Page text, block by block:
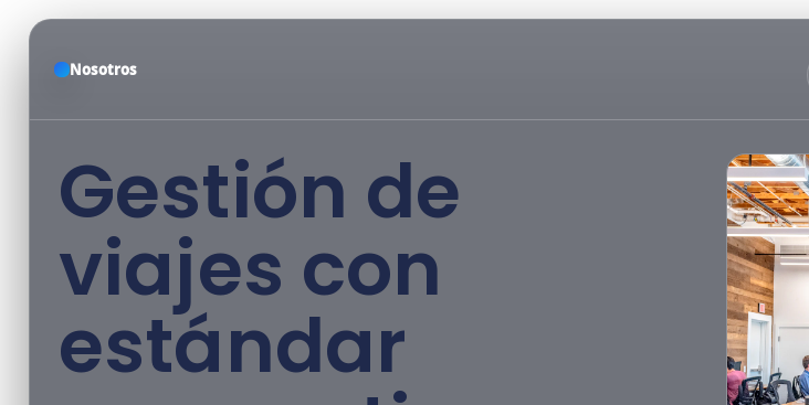
Nosotros
Gestión de
viajes con
estándar